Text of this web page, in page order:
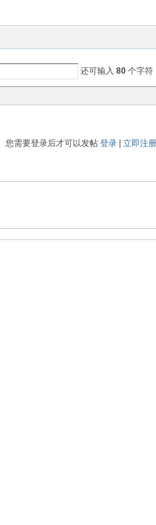
还可输入 80个字符
您需要登录后才可以发帖登录 |立即注